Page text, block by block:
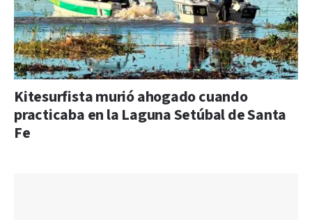
Kitesurfista murió ahogado cuando
practicaba en la Laguna Setúbal de Santa
Fe